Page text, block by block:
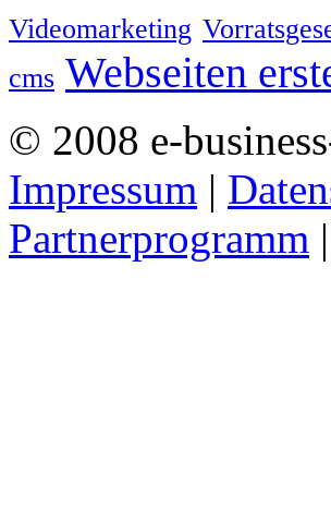
Videomarketing
cms Webseiten
© 2008 e-
Impressum |
Partnerprogramm |